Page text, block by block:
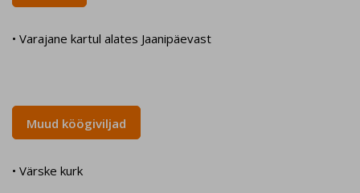
• Varajane kartul alates Jaanipäevast
Muud köögiviljad
• Värske kurk